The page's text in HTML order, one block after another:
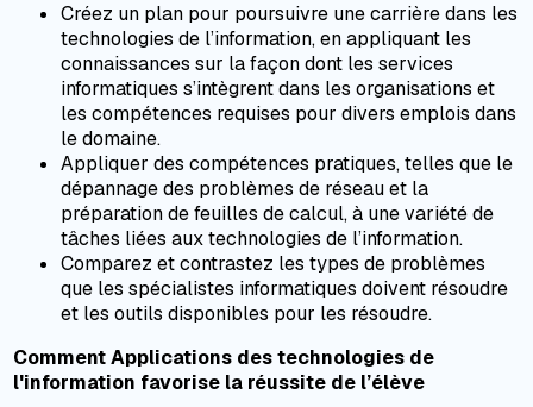
Créez un plan pour poursuivre une carrière dans les
technologies de l’information, en appliquant les
connaissances sur la façon dont les services
informatiques s’intègrent dans les organisations et
les compétences requises pour divers emplois dans
le domaine.
Appliquer des compétences pratiques, telles que le
dépannage des problèmes de réseau et la
préparation de feuilles de calcul, à une variété de
tâches liées aux technologies de l’information.
Comparez et contrastez les types de problèmes
que les spécialistes informatiques doivent résoudre
et les outils disponibles pour les résoudre.
Comment Applications des technologies de
l'information favorise la réussite de l’élève